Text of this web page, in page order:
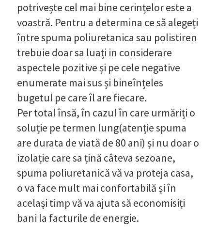
potrivește cel mai bine cerințelor este a
voastră. Pentru a determina ce să alegeți
între spuma poliuretanica sau polistiren
trebuie doar sa luați in considerare
aspectele pozitive și pe cele negative
enumerate mai sus și bineînțeles
bugetul pe care îl are fiecare.
Per total însă, în cazul în care urmăriți o
soluție pe termen lung(atenție spuma
are durata de viată de 80 ani) și nu doar o
izolație care sa țină câteva sezoane,
spuma poliuretanică vă va proteja casa,
o va face mult mai confortabilă și în
același timp vă va ajuta să economisiți
bani la facturile de energie.